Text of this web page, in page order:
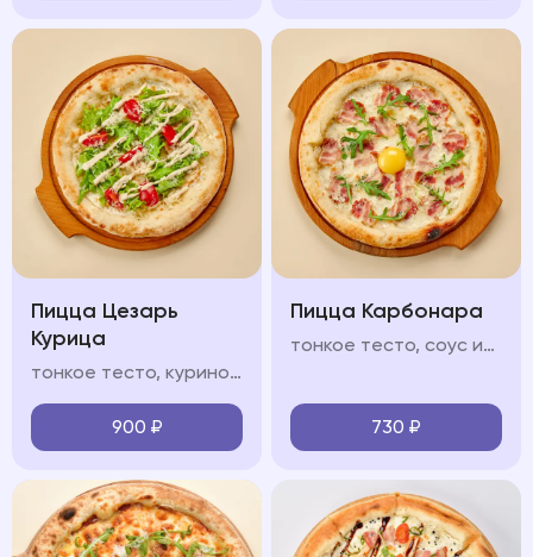
Пицца Цезарь
Курица
тонкое тесто, куриное филе, соус "Цезарь", помидоры черри, сливочный соус, моцарелла, зелень микс, пармезан
900 ₽
Пицца Карбонара
тонкое тесто, соус из томатов, моцарелла, бекон, пармезан, прованские травы, чеснок
730 ₽